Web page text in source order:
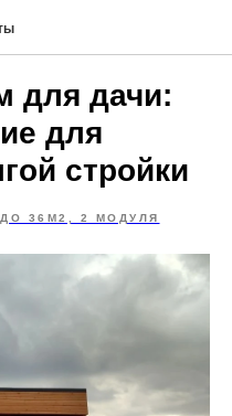
для дачи:
для
стройки
36М2, 2 МОДУЛЯ